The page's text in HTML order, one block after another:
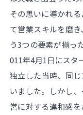
その思いに導かれ
て営業スキルを磨
う3つの要素が揃っ
011年4月1日にスタ
独立した当時、同
いました。しかし
営に対する違和感